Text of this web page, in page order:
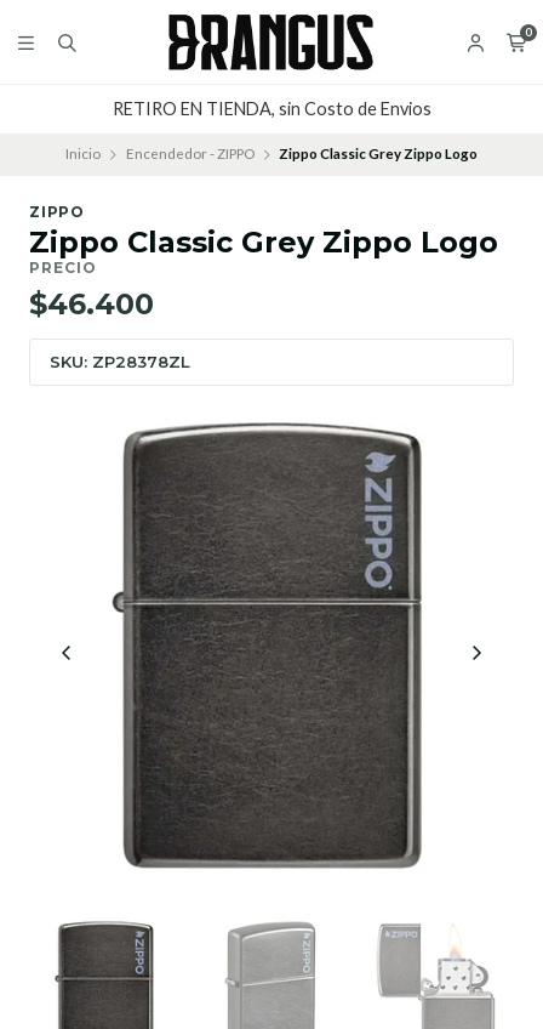
0
RETIRO EN TIENDA, sin Costo de Envios
Inicio Encendedor - ZIPPO Zippo Classic Grey Zippo Logo
ZIPPO
Zippo Classic Grey Zippo Logo
PRECIO
$46.400
SKU: ZP28378ZL